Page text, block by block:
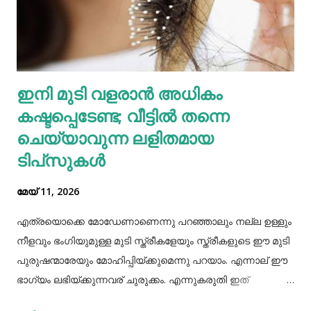
വെള്ളക്കടല. നാരുകളും പ്രോട്ടീനുകളും
അടങ്ങിയിരിക്കുന്നതിനാൽ വെള്ളക്കടല പതിവായി
കഴിക്കുന്നത് ചില രോഗങ്ങൾ തടയാൻ സഹായിക്കുന്നു. റാഗി...
എല്ലാത്തരം തിനയും പോഷകസമൃദ്ധമാണെങ്കിലും, റാഗിക്ക്
ചില പ്രത്യേക ഗുണങ്ങളുണ്ട്. റാഗി ഗ്ലൂറ്റൻ രഹിതവും
പ്രോട്ടീനാൽ സമ്പുഷ്ടവുമാണ്. മറ്റ് തിനകളേക്കാൾ കൂടുതൽ
കാൽസ്യ...
ഇനി മുടി വളരാൻ അധികം
കഷ്ടപ്പെടേണ്ട; വീട്ടിൽ തന്നെ
ചെയ്യാവുന്ന ലളിതമായ
ടിപ്‌സുകൾ
മേയ് 11, 2026
എത്രയൊക്കെ മോഡേണാണെന്നു പറഞ്ഞാലും നല്ല ഉള്ളും
നീളവും ഭംഗിയുമുള്ള മുടി സ്ത്രീകളേയും സ്ത്രീകളുടെ ഈ മുടി
പുരുഷന്മാരേയും മോഹിപ്പിയ്ക്കുമെന്നു പറയാം. എന്നാല് ഈ
ഭാഗ്യം ലഭിയ്ക്കുന്നവര് ചുരുക്കം. എന്നുകരുതി ഇത്